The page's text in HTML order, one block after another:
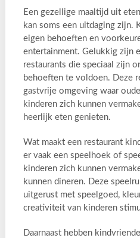
Een gezellige maaltijd uit
kan soms een uitdaging zijn.
eigen behoeften en
entertainment. Gelukkig zijn
restaurants die speciaal zijn
behoeften te voldoen. Deze
gastvrije omgeving waar
kinderen zich kunnen
heerlijk eten genieten.
Wat maakt een restaurant
er vaak een speelhoek of
kinderen zich kunnen
kunnen dineren. Deze
uitgerust met speelgoed,
creativiteit van kinderen
Daarnaast hebben